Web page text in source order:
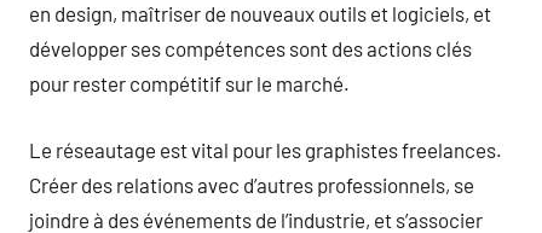
en design, maîtriser de nouveaux outils et logiciels, et
développer ses compétences sont des actions clés
pour rester compétitif sur le marché.
Le réseautage est vital pour les graphistes freelances.
Créer des relations avec d’autres professionnels, se
joindre à des événements de l’industrie, et s’associer